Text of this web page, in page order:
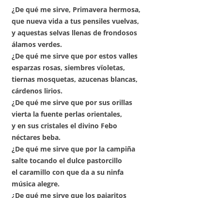
¿De qué me sirve, Primavera hermosa,
que nueva vida a tus pensiles vuelvas,
y aquestas selvas llenas de frondosos
álamos verdes.
¿De qué me sirve que por estos valles
esparzas rosas, siembres vïoletas,
tiernas mosquetas, azucenas blancas,
cárdenos lirios.
¿De qué me sirve que por sus orillas
vierta la fuente perlas orientales,
y en sus cristales el divino Febo
néctares beba.
¿De qué me sirve que por la campiña
salte tocando el dulce pastorcillo
el caramillo con que da a su ninfa
música alegre.
¿De qué me sirve que los pajaritos